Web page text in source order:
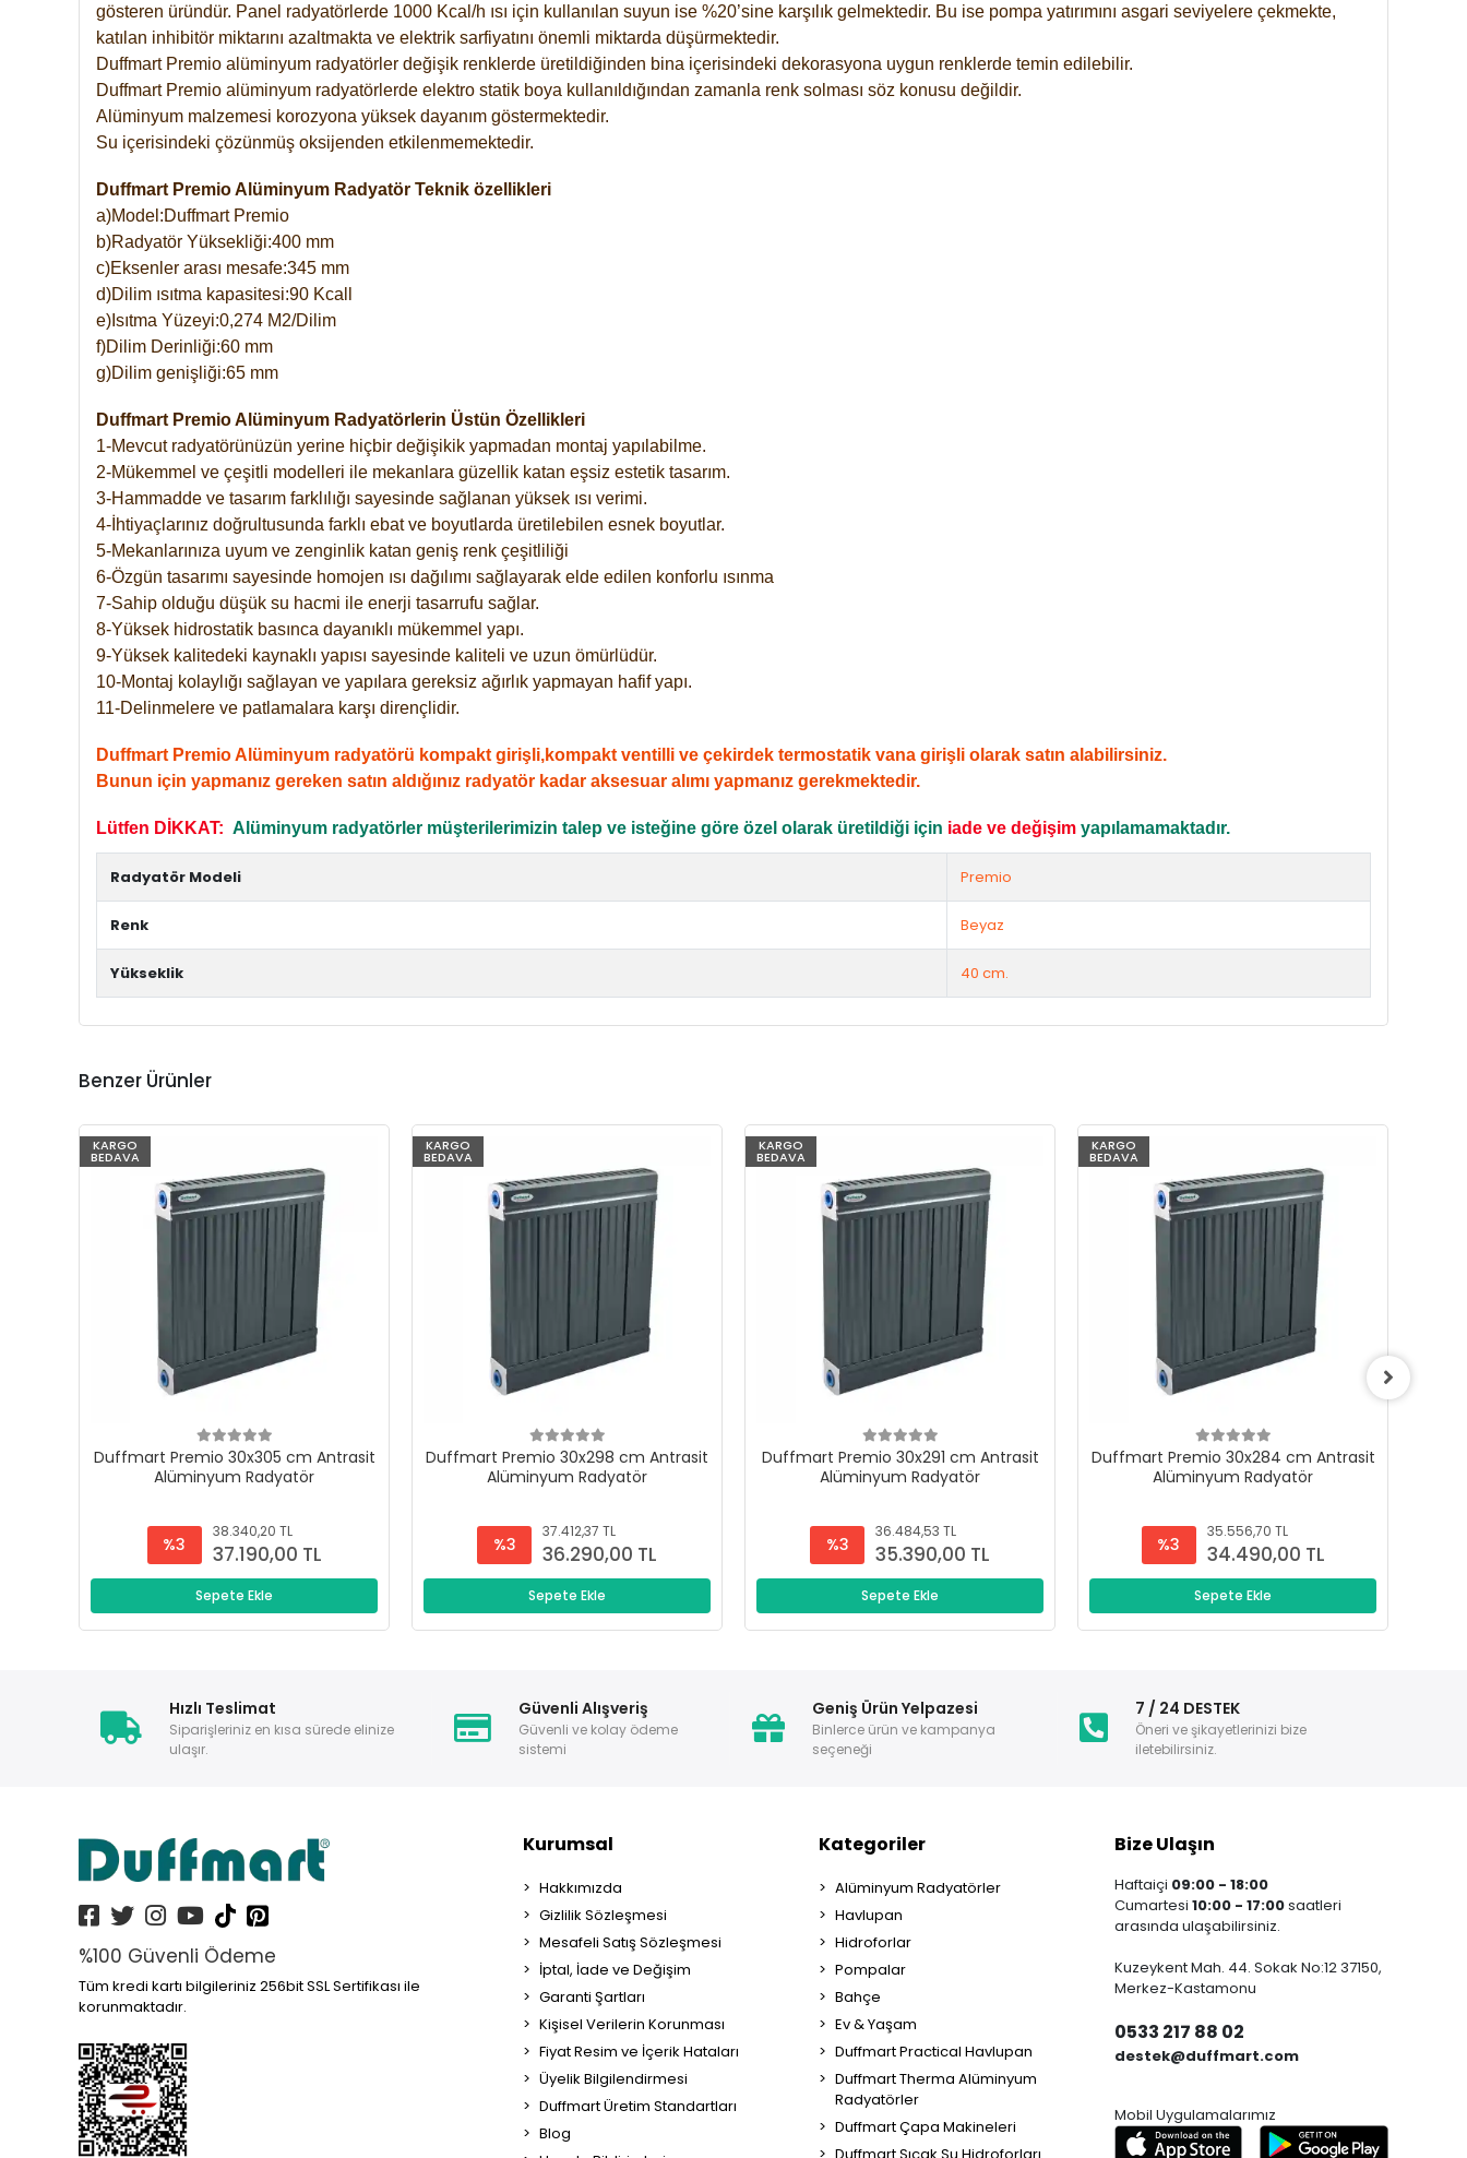
gösteren üründür. Panel radyatörlerde 1000 Kcal/h ısı için kullanılan suyun ise %20’sine karşılık gelmektedir. Bu ise pompa yatırımını asgari seviyelere çekmekte,
katılan inhibitör miktarını azaltmakta ve elektrik sarfiyatını önemli miktarda düşürmektedir.
Duffmart Premio alüminyum radyatörler değişik renklerde üretildiğinden bina içerisindeki dekorasyona uygun renklerde temin edilebilir.
Duffmart Premio alüminyum radyatörlerde elektro statik boya kullanıldığından zamanla renk solması söz konusu değildir.
Alüminyum malzemesi korozyona yüksek dayanım göstermektedir.
Su içerisindeki çözünmüş oksijenden etkilenmemektedir.
Duffmart Premio Alüminyum Radyatör Teknik özellikleri
a)Model:Duffmart Premio
b)Radyatör Yüksekliği:400 mm
c)Eksenler arası mesafe:345 mm
d)Dilim ısıtma kapasitesi:90 Kcall
e)Isıtma Yüzeyi:0,274 M2/Dilim
f)Dilim Derinliği:60 mm
g)Dilim genişliği:65 mm
Duffmart Premio Alüminyum Radyatörlerin Üstün Özellikleri
1-Mevcut radyatörünüzün yerine hiçbir değişikik yapmadan montaj yapılabilme.
2-Mükemmel ve çeşitli modelleri ile mekanlara güzellik katan eşsiz estetik tasarım.
3-Hammadde ve tasarım farklılığı sayesinde sağlanan yüksek ısı verimi.
4-İhtiyaçlarınız doğrultusunda farklı ebat ve boyutlarda üretilebilen esnek boyutlar.
5-Mekanlarınıza uyum ve zenginlik katan geniş renk çeşitliliği
6-Özgün tasarımı sayesinde homojen ısı dağılımı sağlayarak elde edilen konforlu ısınma
7-Sahip olduğu düşük su hacmi ile enerji tasarrufu sağlar.
8-Yüksek hidrostatik basınca dayanıklı mükemmel yapı.
9-Yüksek kalitedeki kaynaklı yapısı sayesinde kaliteli ve uzun ömürlüdür.
10-Montaj kolaylığı sağlayan ve yapılara gereksiz ağırlık yapmayan hafif yapı.
11-Delinmelere ve patlamalara karşı dirençlidir.
Duffmart Premio Alüminyum radyatörü kompakt girişli,kompakt ventilli ve çekirdek termostatik vana girişli olarak satın alabilirsiniz.
Bunun için yapmanız gereken satın aldığınız radyatör kadar aksesuar alımı yapmanız gerekmektedir.
Lütfen DİKKAT: Alüminyum radyatörler müşterilerimizin talep ve isteğine göre özel olarak üretildiği için iade ve değişim yapılamamaktadır.
Radyatör Modeli Premio
Renk Beyaz
Yükseklik 40 cm.
Benzer Ürünler
KARGO
BEDAVA
Duffmart Premio 30x305 cm Antrasit
Alüminyum Radyatör
%3
38.340,20 TL
37.190,00 TL
Sepete Ekle
KARGO
BEDAVA
Duffmart Premio 30x298 cm Antrasit
Alüminyum Radyatör
%3
37.412,37 TL
36.290,00 TL
Sepete Ekle
KARGO
BEDAVA
Duffmart Premio 30x291 cm Antrasit
Alüminyum Radyatör
%3
36.484,53 TL
35.390,00 TL
Sepete Ekle
KARGO
BEDAVA
Duffmart Premio 30x284 cm Antrasit
Alüminyum Radyatör
%3
35.556,70 TL
34.490,00 TL
Sepete Ekle
Hızlı Teslimat
Siparişleriniz en kısa sürede elinize
ulaşır.
Güvenli Alışveriş
Güvenli ve kolay ödeme
sistemi
Geniş Ürün Yelpazesi
Binlerce ürün ve kampanya
seçeneği
7 / 24 DESTEK
Öneri ve şikayetlerinizi bize
iletebilirsiniz.
%100 Güvenli Ödeme
Tüm kredi kartı bilgileriniz 256bit SSL Sertifikası ile
korunmaktadır.
Kurumsal
Hakkımızda
Gizlilik Sözleşmesi
Mesafeli Satış Sözleşmesi
İptal, İade ve Değişim
Garanti Şartları
Kişisel Verilerin Korunması
Fiyat Resim ve İçerik Hataları
Üyelik Bilgilendirmesi
Duffmart Üretim Standartları
Blog
Kategoriler
Alüminyum Radyatörler
Havlupan
Hidroforlar
Pompalar
Bahçe
Ev & Yaşam
Duffmart Practical Havlupan
Duffmart Therma Alüminyum
Radyatörler
Duffmart Çapa Makineleri
Bize Ulaşın
Haftaiçi 09:00 - 18:00
Cumartesi 10:00 - 17:00saatleri
arasında ulaşabilirsiniz.
Kuzeykent Mah. 44. Sokak No:12 37150,
Merkez-Kastamonu
0533 217 88 02
destek@duffmart.com
Mobil Uygulamalarımız